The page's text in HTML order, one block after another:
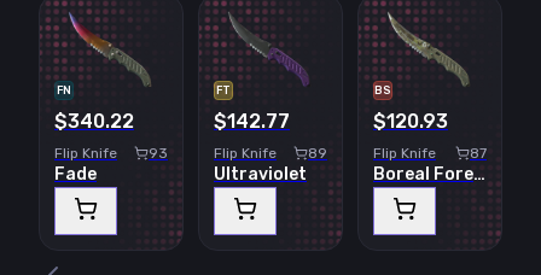
FN
$340.22
Flip Knife 93
Fade
FT
$142.77
Flip Knife 89
Ultraviolet
BS
$120.93
Flip Knife 87
Boreal Forest